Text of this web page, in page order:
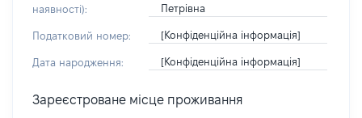
наявності):
Петрівна
Податковий номер: [Конфіденційна інформація]
Дата народження: [Конфіденційна інформація]
Зареєстроване місце проживання